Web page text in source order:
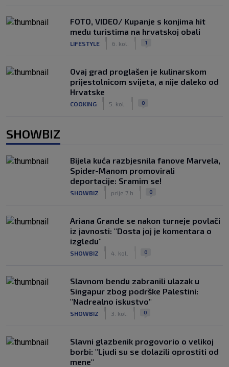
FOTO, VIDEO/ Kupanje s konjima hit
među turistima na hrvatskoj obali
LIFESTYLE 6. kol. 1
Ovaj grad proglašen je kulinarskom
prijestolnicom svijeta, a nije daleko od
Hrvatske
COOKING 5. kol. 0
SHOWBIZ
Bijela kuća razbjesnila fanove Marvela,
Spider-Manom promovirali
deportacije: Sramim se!
SHOWBIZ prije 7 h 0
Ariana Grande se nakon turneje povlači
iz javnosti: "Dosta joj je komentara o
izgledu"
SHOWBIZ 4. kol. 0
Slavnom bendu zabranili ulazak u
Singapur zbog podrške Palestini:
"Nadrealno iskustvo"
SHOWBIZ 3. kol. 0
Slavni glazbenik progovorio o velikoj
borbi: "Ljudi su se dolazili oprostiti od
mene"